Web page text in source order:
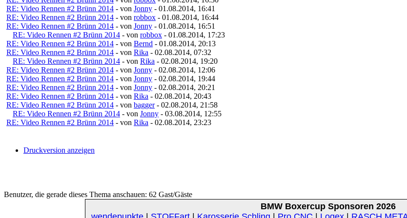
RE: Video Rennen #2 Brünn 2014 - von Jonny - 01.08.2014, 16:41
RE: Video Rennen #2 Brünn 2014 - von robbox - 01.08.2014, 16:44
RE: Video Rennen #2 Brünn 2014 - von Jonny - 01.08.2014, 16:51
RE: Video Rennen #2 Brünn 2014 - von robbox - 01.08.2014, 17:23
RE: Video Rennen #2 Brünn 2014 - von Bernd - 01.08.2014, 20:13
RE: Video Rennen #2 Brünn 2014 - von Rika - 02.08.2014, 07:32
RE: Video Rennen #2 Brünn 2014 - von Rika - 02.08.2014, 19:20
RE: Video Rennen #2 Brünn 2014 - von Jonny - 02.08.2014, 12:06
RE: Video Rennen #2 Brünn 2014 - von Jonny - 02.08.2014, 19:44
RE: Video Rennen #2 Brünn 2014 - von Jonny - 02.08.2014, 20:21
RE: Video Rennen #2 Brünn 2014 - von Rika - 02.08.2014, 20:43
RE: Video Rennen #2 Brünn 2014 - von bagger- 02.08.2014, 21:58
RE: Video Rennen #2 Brünn 2014 - von Jonny - 03.08.2014, 12:55
RE: Video Rennen #2 Brünn 2014 - von Rika - 02.08.2014, 23:23
Druckversion anzeigen
Benutzer, die gerade dieses Thema anschauen: 62 Gast/Gäste
BMW Boxercup Sponsoren 2026